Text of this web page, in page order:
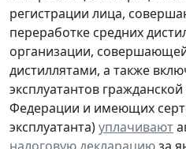
регистрации лица,
переработке средних
организации,
дистиллятами, а также
эксплуатантов
Федерации и имеющих
эксплуатанта)уплачивают
налоговую декларациюза